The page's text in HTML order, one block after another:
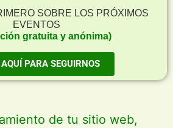
SOBRE LOS PRÓXIMOS
EVENTOS
gratuita y anónima)
PARA SEGUIRNOS
de tu sitio web,